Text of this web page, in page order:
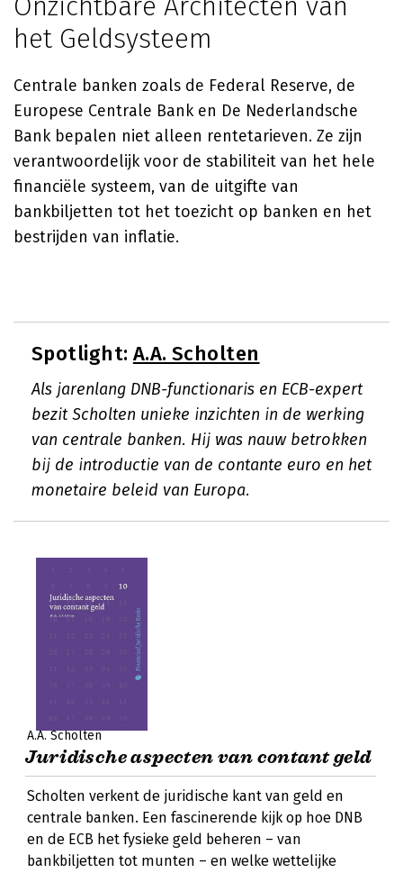
het Geldsysteem
Centrale banken zoals de Federal Reserve, de
Europese Centrale Bank en De Nederlandsche
Bank bepalen niet alleen rentetarieven. Ze zijn
verantwoordelijk voor de stabiliteit van het hele
financiële systeem, van de uitgifte van
bankbiljetten tot het toezicht op banken en het
bestrijden van inflatie.
Spotlight: A.A. Scholten
Als jarenlang DNB-functionaris en ECB-expert
bezit Scholten unieke inzichten in de werking
van centrale banken. Hij was nauw betrokken
bij de introductie van de contante euro en het
monetaire beleid van Europa.
A.A. Scholten
Juridische aspecten van contant geld
Scholten verkent de juridische kant van geld en
centrale banken. Een fascinerende kijk op hoe DNB
en de ECB het fysieke geld beheren – van
bankbiljetten tot munten – en welke wettelijke